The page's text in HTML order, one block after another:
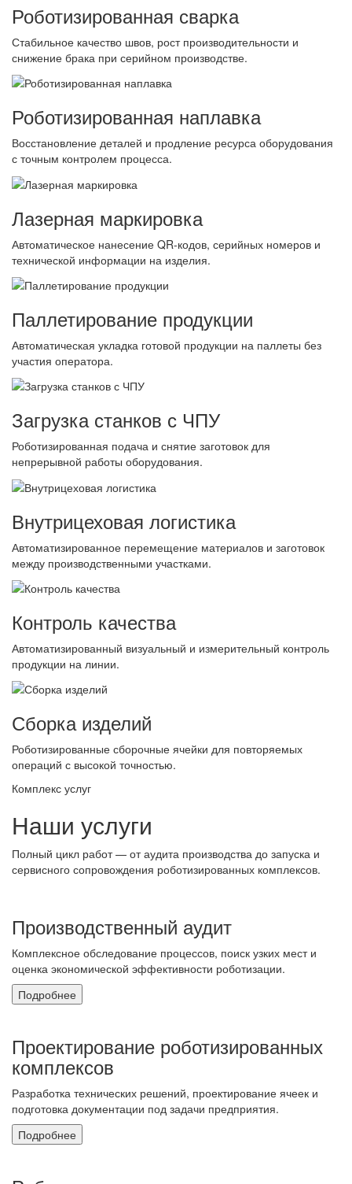
Роботизированная сварка
Стабильное качество швов, рост производительности и
снижение брака при серийном производстве.
Роботизированная наплавка
Восстановление деталей и продление ресурса оборудования
с точным контролем процесса.
Лазерная маркировка
Автоматическое нанесение QR-кодов, серийных номеров и
технической информации на изделия.
Паллетирование продукции
Автоматическая укладка готовой продукции на паллеты без
участия оператора.
Загрузка станков с ЧПУ
Роботизированная подача и снятие заготовок для
непрерывной работы оборудования.
Внутрицеховая логистика
Автоматизированное перемещение материалов и заготовок
между производственными участками.
Контроль качества
Автоматизированный визуальный и измерительный контроль
продукции на линии.
Сборка изделий
Роботизированные сборочные ячейки для повторяемых
операций с высокой точностью.
Комплекс услуг
Наши услуги
Полный цикл работ — от аудита производства до запуска и
сервисного сопровождения роботизированных комплексов.
Производственный аудит
Комплексное обследование процессов, поиск узких мест и
оценка экономической эффективности роботизации.
Подробнее
Проектирование роботизированных
комплексов
Разработка технических решений, проектирование ячеек и
подготовка документации под задачи предприятия.
Подробнее